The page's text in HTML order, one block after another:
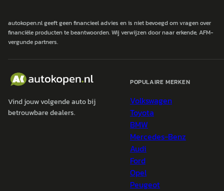
autokopen.nl geeft geen financieel advies en is niet bevoegd om vragen over
financiële producten te beantwoorden. Wij verwijzen door naar erkende, AFM-
vergunde partners.
Vind jouw volgende auto bij
betrouwbare dealers.
POPULAIRE MERKEN
Volkswagen
Toyota
BMW
Mercedes-Benz
Audi
Ford
Opel
Peugeot